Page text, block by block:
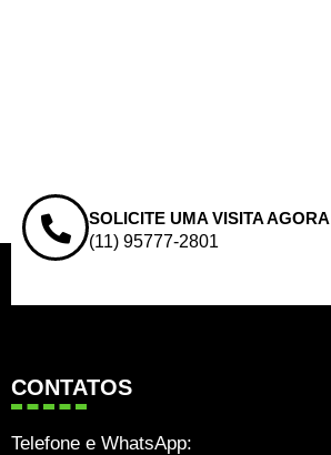
SOLICITE UMA VISITA AGORA
(11) 95777-2801
CONTATOS
Telefone e WhatsApp: